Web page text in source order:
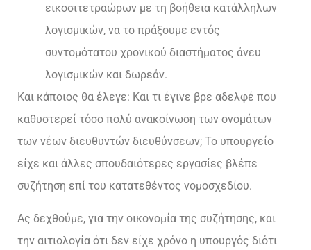
εικοσιτετραώρων με τη βοήθεια κατάλληλων
λογισμικών, να το πράξουμε εντός
συντομότατου χρονικού διαστήματος άνευ
λογισμικών και δωρεάν.
Και κάποιος θα έλεγε: Και τι έγινε βρε αδελφέ που
καθυστερεί τόσο πολύ ανακοίνωση των ονομάτων
των νέων διευθυντών διευθύνσεων; Το υπουργείο
είχε και άλλες σπουδαιότερες εργασίες βλέπε
συζήτηση επί του κατατεθέντος νομοσχεδίου.
Ας δεχθούμε, για την οικονομία της συζήτησης, και
την αιτιολογία ότι δεν είχε χρόνο η υπουργός διότι